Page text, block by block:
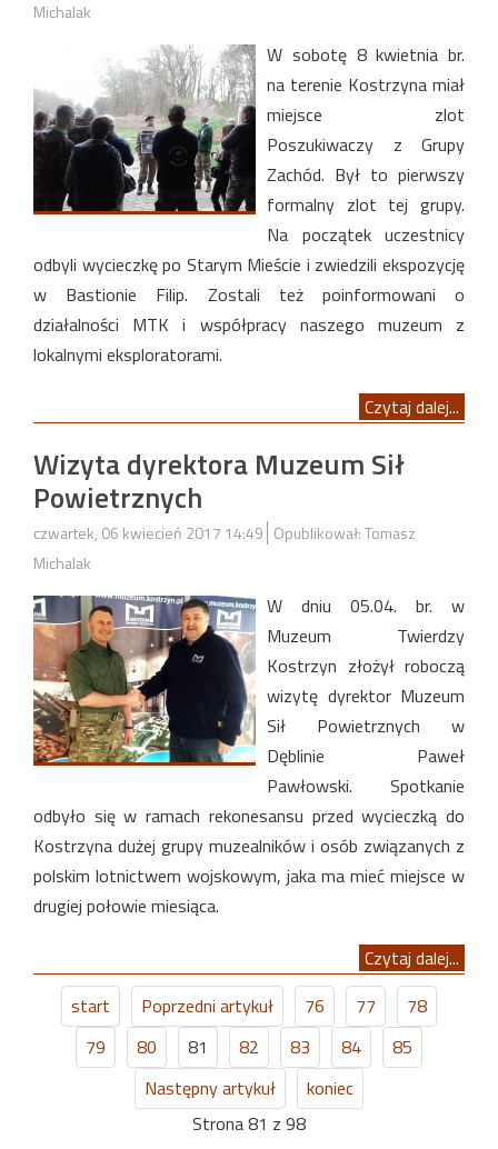
Michalak
W sobotę 8 kwietnia br.
na terenie Kostrzyna miał
miejsce zlot
Poszukiwaczy z Grupy
Zachód. Był to pierwszy
formalny zlot tej grupy.
Na początek uczestnicy
odbyli wycieczkę po Starym Mieście i zwiedzili ekspozycję
w Bastionie Filip. Zostali też poinformowani o
działalności MTK i współpracy naszego muzeum z
lokalnymi eksploratorami.
Czytaj dalej...
Wizyta dyrektora Muzeum Sił
Powietrznych
czwartek, 06 kwiecień 2017 14:49 Opublikował: Tomasz
Michalak
W dniu 05.04. br. w
Muzeum Twierdzy
Kostrzyn złożył roboczą
wizytę dyrektor Muzeum
Sił Powietrznych w
Dęblinie Paweł
Pawłowski. Spotkanie
odbyło się w ramach rekonesansu przed wycieczką do
Kostrzyna dużej grupy muzealników i osób związanych z
polskim lotnictwem wojskowym, jaka ma mieć miejsce w
drugiej połowie miesiąca.
Czytaj dalej...
start
Poprzedni artykuł 76 77
78
79
80 81 82 83 84
85
Następny artykuł
koniec
Strona 81 z 98